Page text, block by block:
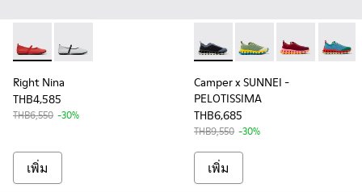
Right Nina - K201643-015 - รองเท้าบัลเลริน่าหนังสีแดงสําหรั
Right Nina - K201643-017 - รองเท้าบัลเลริน่าหนังสีเ
Right Nina
THB4,585
THB6,550 -30%
เพิ่ม
Camper x SUNNEI -
Camper x SUNNEI -
Camper x
Camper x SUNNEI -
PELOTISSIMA
THB6,685
THB9,550 -30%
เพิ่ม